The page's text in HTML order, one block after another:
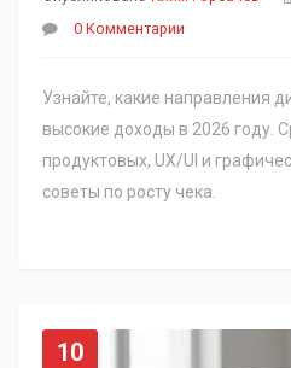
0 Комментарии
Узнайте, какие направления
высокие доходы в 2026 году.
продуктовых, UX/UI и
советы по росту чека.
10